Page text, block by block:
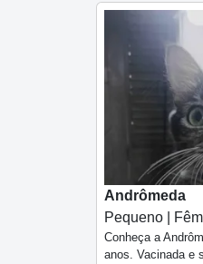
Andrômeda
Pequeno |
Conheça a
anos. Vacinada e